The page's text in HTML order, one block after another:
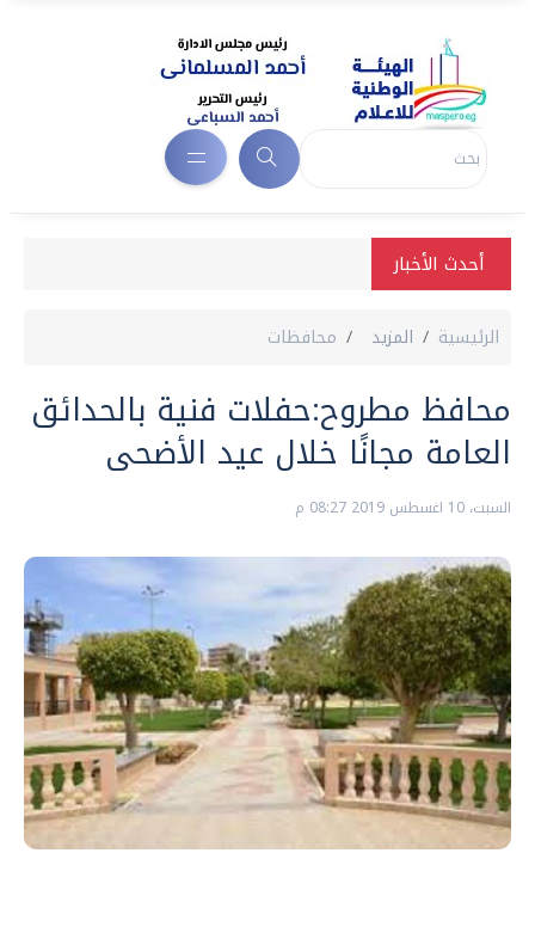
أحدث الأخبار
الرئيسية المزيد محافظات
محافظ مطروح:حفلات فنية بالحدائق
العامة مجانًا خلال عيد الأضحى
السبت، 10 اغسطس 2019 08:27 م